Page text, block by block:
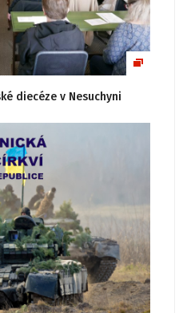
diecéze v Nesuchyni